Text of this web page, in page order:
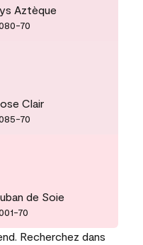
Aztèque
70
Clair
70
de Soie
70
Recherchez dans